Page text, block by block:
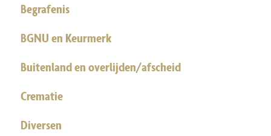
Begrafenis
BGNU en Keurmerk
Buitenland en overlijden/afscheid
Crematie
Diversen